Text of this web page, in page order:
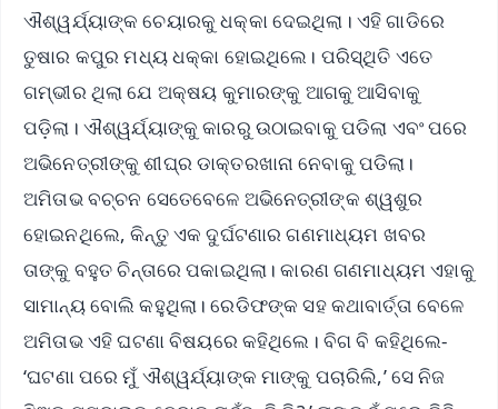
ଐଶ୍ୱର୍ଯ୍ୟାଙ୍କ ଚେୟାରକୁ ଧକ୍କା ଦେଇଥିଲା। ଏହି ଗାଡିରେ
ତୁଷାର କପୁର ମଧ୍ୟ ଧକ୍କା ହୋଇଥିଲେ। ପରିସ୍ଥିତି ଏତେ
ଗମ୍ଭୀର ଥିଲା ଯେ ଅକ୍ଷୟ କୁମାରଙ୍କୁ ଆଗକୁ ଆସିବାକୁ
ପଡ଼ିଲା। ଐଶ୍ୱର୍ଯ୍ୟାଙ୍କୁ କାରରୁ ଉଠାଇବାକୁ ପଡିଲା ଏବଂ ପରେ
ଅଭିନେତ୍ରୀଙ୍କୁ ଶୀଘ୍ର ଡାକ୍ତରଖାନା ନେବାକୁ ପଡିଲା।
ଅମିତାଭ ବଚ୍ଚନ ସେତେବେଳେ ଅଭିନେତ୍ରୀଙ୍କ ଶ୍ୱଶୁର
ହୋଇନଥିଲେ, କିନ୍ତୁ ଏକ ଦୁର୍ଘଟଣାର ଗଣମାଧ୍ୟମ ଖବର
ତାଙ୍କୁ ବହୁତ ଚିନ୍ତାରେ ପକାଇଥିଲା। କାରଣ ଗଣମାଧ୍ୟମ ଏହାକୁ
ସାମାନ୍ୟ ବୋଲି କହୁଥିଲା। ରେଡିଫଙ୍କ ସହ କଥାବାର୍ତ୍ତା ବେଳେ
ଅମିତାଭ ଏହି ଘଟଣା ବିଷୟରେ କହିଥିଲେ। ବିଗ ବି କହିଥିଲେ-
‘ଘଟଣା ପରେ ମୁଁ ଐଶ୍ୱର୍ଯ୍ୟାଙ୍କ ମାଙ୍କୁ ପଚାରିଲି,’ ସେ ନିଜ